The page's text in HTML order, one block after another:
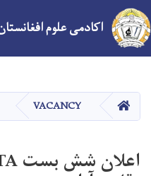
اکادمی علوم
HOME
VACANCY